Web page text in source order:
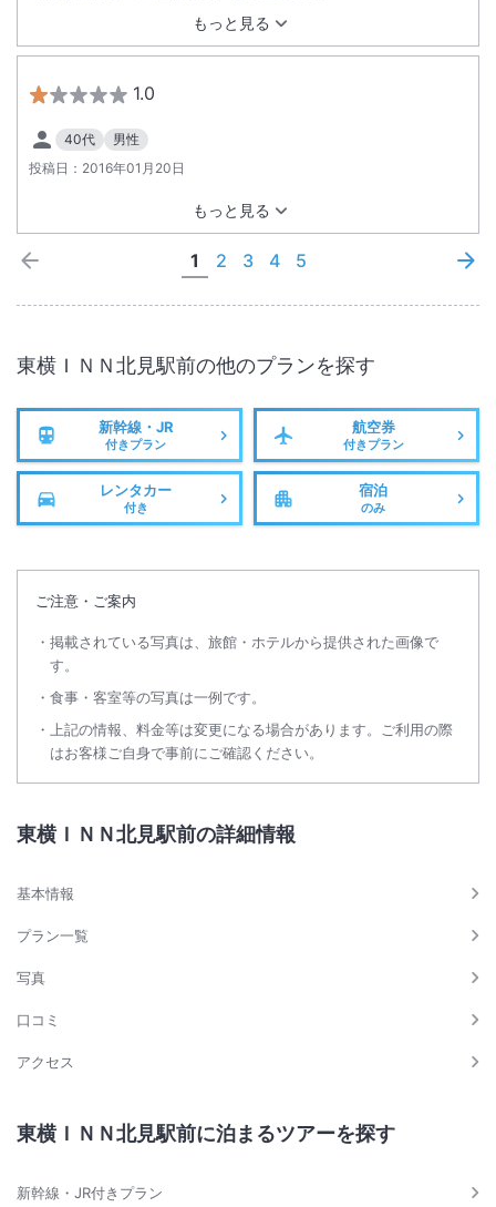
もっと見る
1.0
40代
男性
投稿日： 2016年01月20日
もっと見る
1 2 3 4 5
東横ＩＮＮ北見駅前の他のプランを探す
新幹線・JR
付きプラン
航空券
付きプラン
レンタカー
付き
宿泊
のみ
ご注意・ご案内
掲載されている写真は、旅館・ホテルから提供された画像で
す。
食事・客室等の写真は一例です。
上記の情報、料金等は変更になる場合があります。ご利用の際
はお客様ご自身で事前にご確認ください。
東横ＩＮＮ北見駅前の詳細情報
基本情報
プラン一覧
写真
口コミ
アクセス
東横ＩＮＮ北見駅前に泊まるツアーを探す
新幹線・JR付きプラン